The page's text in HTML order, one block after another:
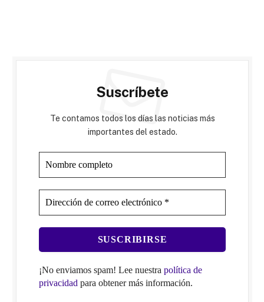
Suscríbete
Te contamos todos los días las noticias más
importantes del estado.
¡No enviamos spam! Lee nuestra política de
privacidad para obtener más información.